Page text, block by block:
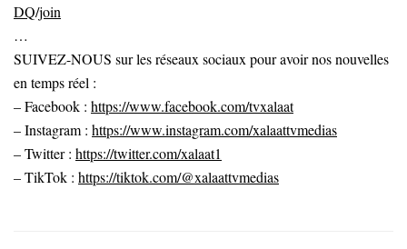
DQ/join
…
SUIVEZ-NOUS sur les réseaux sociaux pour avoir nos nouvelles
en temps réel :
– Facebook : https://www.facebook.com/tvxalaat
– Instagram : https://www.instagram.com/xalaattvmedias
– Twitter : https://twitter.com/xalaat1
– TikTok : https://tiktok.com/@xalaattvmedias